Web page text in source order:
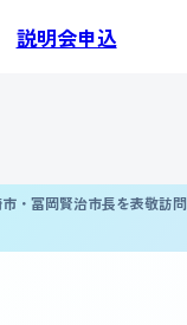
説明会申込
・冨岡賢治市長を表敬訪